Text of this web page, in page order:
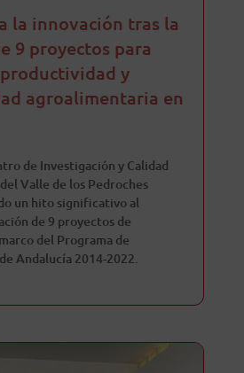
la innovación tras la
9 proyectos para
y
agroalimentaria en
de Investigación y Calidad
Valle de los Pedroches
un hito significativo al
de 9 proyectos de
del Programa de
Andalucía 2014-2022.